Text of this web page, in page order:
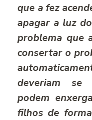
que a fez
apagar a luz
problema que
consertar o
deveriam se
podem
filhos de